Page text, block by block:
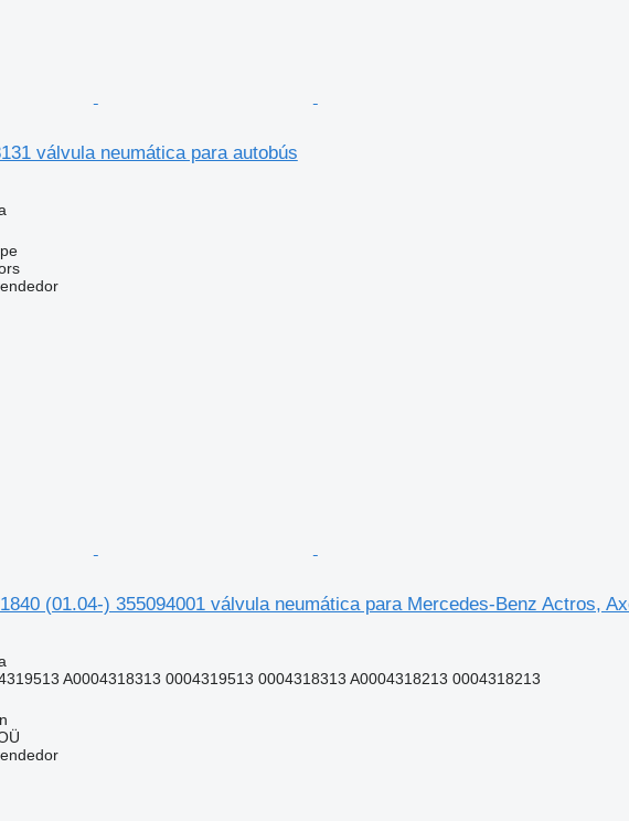
válvula neumática para autobús
(01.04-) 355094001 válvula neumática para Mercedes-Benz Actros,
A0004318313 0004319513 0004318313 A0004318213 0004318213